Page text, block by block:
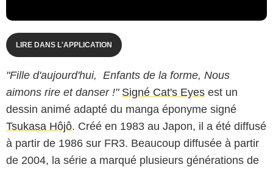
LIRE DANS L'APPLICATION
"Fille d'aujourd'hui, Enfants de la forme, Nous
aimons rire et danser !" Signé Cat's Eyes est un
dessin animé adapté du manga éponyme signé
Tsukasa Hôjô. Créé en 1983 au Japon, il a été diffusé
à partir de 1986 sur FR3. Beaucoup diffusée à partir
de 2004, la série a marqué plusieurs générations de